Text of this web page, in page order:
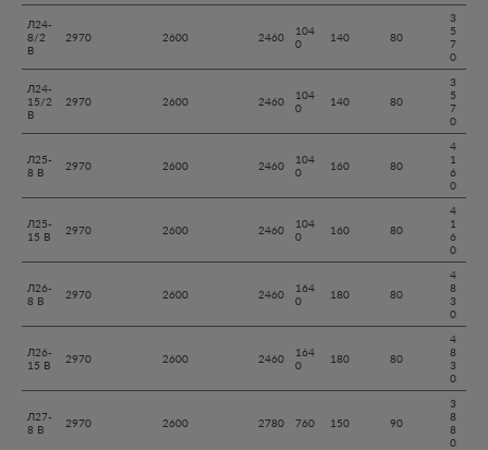
Л24-
8/2
В
2970 2600 2460
104
0
140 80
3
5
7
0
Л24-
15/2
В
2970 2600 2460
104
0
140 80
3
5
7
0
Л25-
8 В
2970 2600 2460
104
0
160 80
4
1
6
0
Л25-
15 В
2970 2600 2460
104
0
160 80
4
1
6
0
Л26-
8 В
2970 2600 2460
164
0
180 80
4
8
3
0
Л26-
15 В
2970 2600 2460
164
0
180 80
4
8
3
0
Л27-
8 В
2970 2600 2780 760 150 90
3
8
8
0